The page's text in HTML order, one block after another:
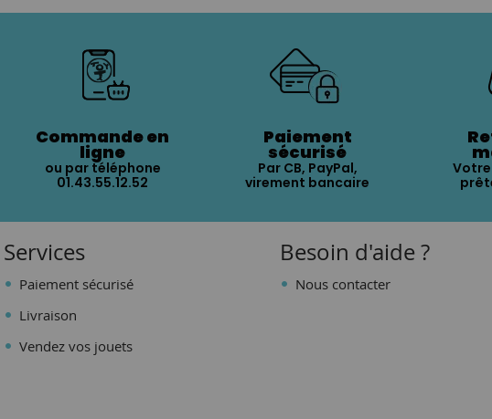
Commande en
ligne
ou par téléphone
01.43.55.12.52
Paiement
sécurisé
Par CB, PayPal,
virement bancaire
Services
Paiement sécurisé
Livraison
Vendez vos jouets
Besoin d'aide ?
Nous contacter